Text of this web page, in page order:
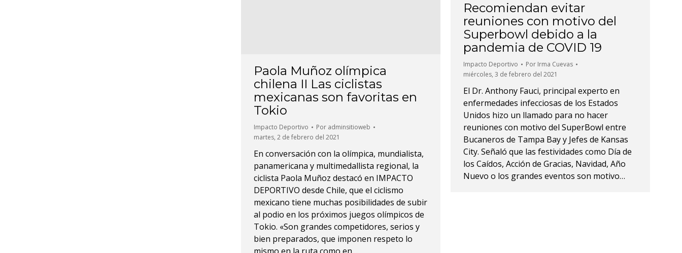
Recomiendan evitar
reuniones con motivo del
Superbowl debido a la
pandemia de COVID 19
Impacto Deportivo Por Irma Cuevas
miércoles, 3 de febrero del 2021
El Dr. Anthony Fauci, principal experto en
enfermedades infecciosas de los Estados
Unidos hizo un llamado para no hacer
reuniones con motivo del SuperBowl entre
Bucaneros de Tampa Bay y Jefes de Kansas
City. Señaló que las festividades como Día de
los Caídos, Acción de Gracias, Navidad, Año
Nuevo o los grandes eventos son motivo…
Paola Muñoz olímpica
chilena II Las ciclistas
mexicanas son favoritas en
Tokio
Impacto Deportivo Por adminsitioweb
martes, 2 de febrero del 2021
En conversación con la olímpica, mundialista,
panamericana y multimedallista regional, la
ciclista Paola Muñoz destacó en IMPACTO
DEPORTIVO desde Chile, que el ciclismo
mexicano tiene muchas posibilidades de subir
al podio en los próximos juegos olímpicos de
Tokio. «Son grandes competidores, serios y
bien preparados, que imponen respeto lo